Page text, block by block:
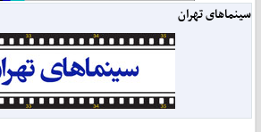
سینماهای تهران